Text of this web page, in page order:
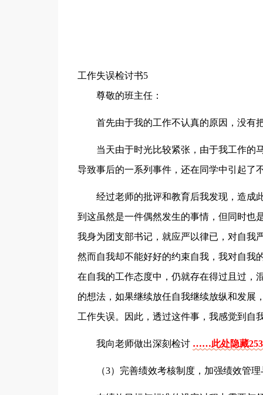
工作失误检讨书5
尊敬的班主任：
首先由于我的工作不认真的原因，没有
当天由于时光比较紧张，由于我工作的
导致事后的一系列事件，还在同学中引起了
经过老师的批评和教育后我发现，造成
到这虽然是一件偶然发生的事情，但同时也
我身为团支部书记，就应严以律已，对自我
然而自我却不能好好的约束自我，我对自我
在自我的工作态度中，仍就存在得过且过，
的想法，如果继续放任自我继续放纵和发展
工作失误。因此，透过这件事，我感觉到自
我向老师做出深刻检讨 ……此处隐藏
（3）完善绩效考核制度，加强绩效管